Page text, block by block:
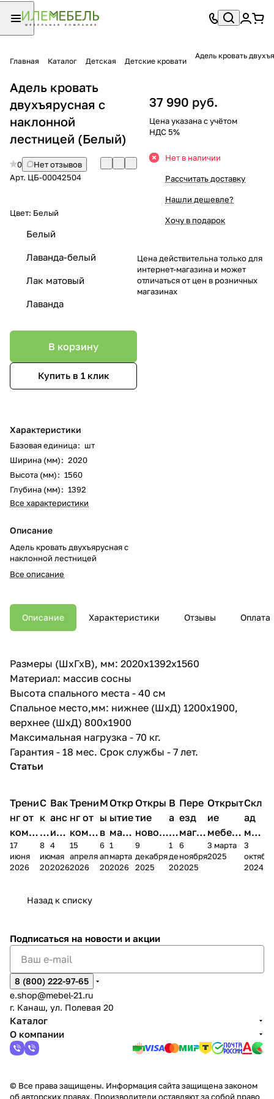
Главная Каталог Детская Детские кровати
Адель кровать
Адель кровать
двухъярусная с
наклонной
лестницей (Белый)
0
Нет отзывов
Арт. ЦБ-00042504
Цвет: Белый
Белый
Лаванда-белый
Лак матовый
Лаванда
В корзину
Купить в 1 клик
Характеристики
Базовая единица: шт
Ширина (мм): 2020
Высота (мм): 1560
Глубина (мм): 1392
Все характеристики
Описание
Адель кровать двухъярусная с
наклонной лестницей
Все описание
37 990 руб.
Цена указана с учётом
НДС 5%
Нет в наличии
Рассчитать доставку
Нашли дешевле?
Хочу в подарок
Цена действительна только для
интернет-магазина и может
отличаться от цен в розничных
магазинах
Описание Характеристики Отзывы Оплата
Размеры (ШхГхВ), мм: 2020х1392х1560
Материал: массив сосны
Высота спального места - 40 см
Спальное место,мм: нижнее (ШхД) 1200х1900,
верхнее (ШхД) 800х1900
Максимальная нагрузка - 70 кг.
Гарантия - 18 мес. Срок службы - 7 лет.
Статьи
Трени
нг от
комп
ании
Мело
17
июня
2026
С
к
и
д
к
2
8
июня
2026
Вак
анс
ия в
Чеб
окс
4
мая
2026
Трени
нг от
комп
ании
Мело
15
апреля
2026
М
ы
в
М
А
6
апреля
2026
Откр
ытие
мага
зина
в
1
марта
2026
Откры
тие
новог
о
магаз
9
декабря
2025
В
а
к
а
н
1
декабря
2025
Пере
езд
магаз
ина в
г.
6
ноября
2025
Открыт
ие
мебель
ного
салона
3 марта
2025
Скл
ад
меб
ели
пер
3
2024
Назад к списку
Подписаться на новости и акции
8 (800) 222-97-65
e.shop@mebel-21.ru
г. Канаш, ул. Полевая 20
Каталог
О компании
© Все права защищены. Информация сайта защищена законом
об авторских правах. Производители оставляют за собой право